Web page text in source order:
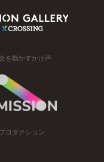
を動かすかけ声
プロダクション